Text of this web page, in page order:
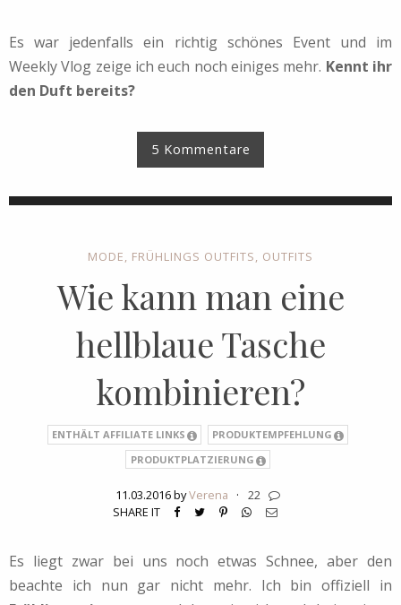
Es war jedenfalls ein richtig schönes Event und im
Weekly Vlog zeige ich euch noch einiges mehr. Kennt ihr
den Duft bereits?
5 Kommentare
MODE, FRÜHLINGS OUTFITS, OUTFITS
Wie kann man eine
hellblaue Tasche
kombinieren?
ENTHÄLT AFFILIATE LINKS
PRODUKTEMPFEHLUNG
PRODUKTPLATZIERUNG
11.03.2016 byVerena ·
22
SHARE IT
Es liegt zwar bei uns noch etwas Schnee, aber den
beachte ich nun gar nicht mehr. Ich bin offiziell in